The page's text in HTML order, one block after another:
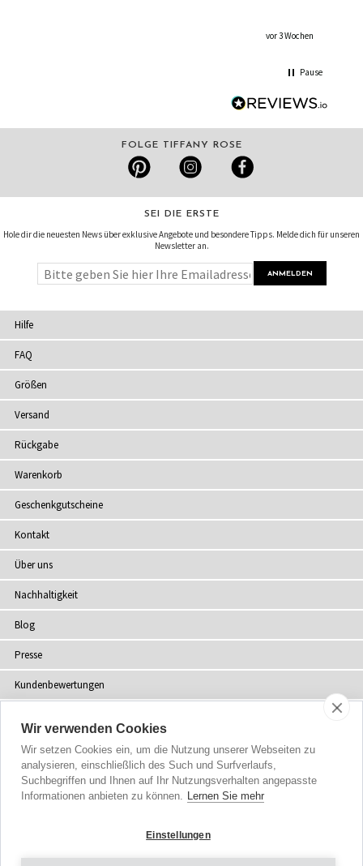
vor 3 Wochen
Pause
FOLGE TIFFANY ROSE
SEI DIE ERSTE
Hole dir die neuesten News über exklusive Angebote und besondere Tipps. Melde dich für unseren
Newsletter an.
Hilfe
FAQ
Größen
Versand
Rückgabe
Warenkorb
Geschenkgutscheine
Kontakt
Über uns
Nachhaltigkeit
Blog
Presse
Kundenbewertungen
Sitemap
© 2002-2026 Tiffany Rose Ltd. Alle Rechte vorbehalten.
Wir verwenden Cookies
Wir setzen Cookies ein, um die Nutzung unserer Webseiten zu
analysieren, einschließlich des Such und Surfverlaufs,
Suchbegriffen und Ihnen auf Ihr Nutzungsverhalten angepasste
Informationen anbieten zu können. Lernen Sie mehr
Einstellungen